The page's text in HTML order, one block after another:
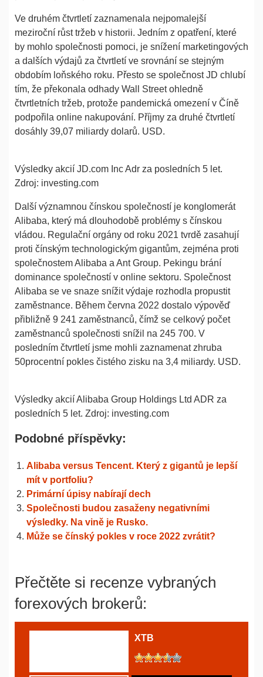
Ve druhém čtvrtletí zaznamenala nejpomalejší
meziroční růst tržeb v historii. Jedním z opatření, které
by mohlo společnosti pomoci, je snížení marketingových
a dalších výdajů za čtvrtletí ve srovnání se stejným
obdobím loňského roku. Přesto se společnost JD chlubí
tím, že překonala odhady Wall Street ohledně
čtvrtletních tržeb, protože pandemická omezení v Číně
podpořila online nakupování. Příjmy za druhé čtvrtletí
dosáhly 39,07 miliardy dolarů. USD.
Výsledky akcií JD.com Inc Adr za posledních 5 let.
Zdroj: investing.com
Další významnou čínskou společností je konglomerát
Alibaba, který má dlouhodobě problémy s čínskou
vládou. Regulační orgány od roku 2021 tvrdě zasahují
proti čínským technologickým gigantům, zejména proti
společnostem Alibaba a Ant Group. Pekingu brání
dominance společností v online sektoru. Společnost
Alibaba se ve snaze snížit výdaje rozhodla propustit
zaměstnance. Během června 2022 dostalo výpověď
přibližně 9 241 zaměstnanců, čímž se celkový počet
zaměstnanců společnosti snížil na 245 700. V
posledním čtvrtletí jsme mohli zaznamenat zhruba
50procentní pokles čistého zisku na 3,4 miliardy. USD.
Výsledky akcií Alibaba Group Holdings Ltd ADR za
posledních 5 let. Zdroj: investing.com
Podobné příspěvky:
Alibaba versus Tencent. Který z gigantů je lepší
mít v portfoliu?
Primární úpisy nabírají dech
Společnosti budou zasaženy negativními
výsledky. Na vině je Rusko.
Může se čínský pokles v roce 2022 zvrátit?
Přečtěte si recenze vybraných
forexových brokerů:
XTB